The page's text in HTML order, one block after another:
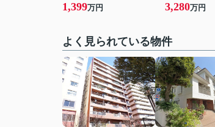
1,399万円 3,280万円
よく見られている物件